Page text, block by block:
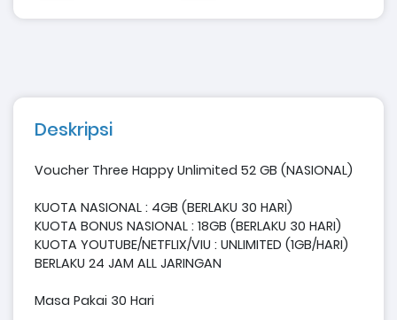
Deskripsi
Voucher Three Happy Unlimited 52 GB (NASIONAL)
KUOTA NASIONAL : 4GB (BERLAKU 30 HARI)
KUOTA BONUS NASIONAL : 18GB (BERLAKU 30 HARI)
KUOTA YOUTUBE/NETFLIX/VIU : UNLIMITED (1GB/HARI)
BERLAKU 24 JAM ALL JARINGAN
Masa Pakai 30 Hari